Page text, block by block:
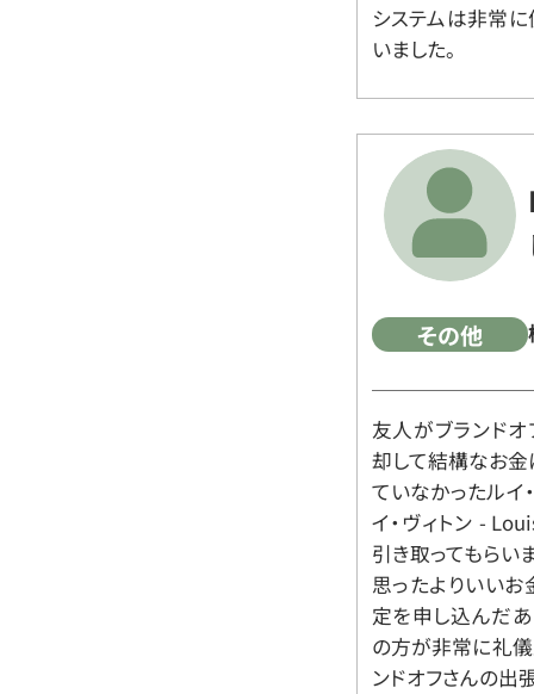
システムは非常に
いました。
その他
友人がブランド
却して結構なお金
ていなかったルイ
イ・ヴィトン -
引き取ってもらい
思ったよりいいお
定を申し込んだ
の方が非常に礼儀
ンドオフさんの出